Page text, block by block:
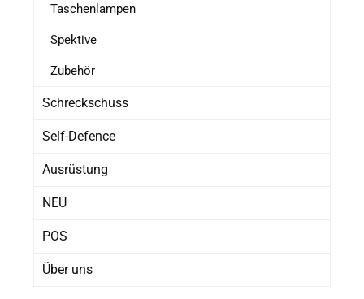
Taschenlampen
Spektive
Zubehör
Schreckschuss
Self-Defence
Ausrüstung
NEU
POS
Über uns